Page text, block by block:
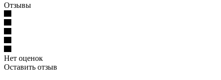
Отзывы
Нет оценок
Оставить отзыв